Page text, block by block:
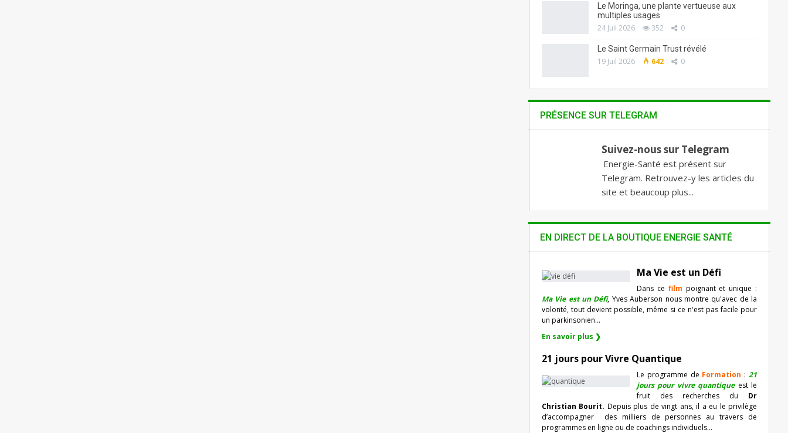
Le Moringa, une plante vertueuse aux
multiples usages
24 Juil 2026 352 0
Le Saint Germain Trust révélé
19 Juil 2026 642 0
PRÉSENCE SUR TELEGRAM
Suivez-nous sur Telegram
Energie-Santé est présent sur
Telegram. Retrouvez-y les articles du
site et beaucoup plus...
EN DIRECT DE LA BOUTIQUE ENERGIE SANTÉ
Ma Vie est un Défi
Dans ce film poignant et unique :
Ma Vie est un Défi, Yves Auberson nous montre qu'avec de la
volonté, tout devient possible, même si ce n'est pas facile pour
un parkinsonien…
En savoir plus ❯
21 jours pour Vivre Quantique
Le programme de Formation :21
jours pour vivre quantiqueest le
fruit des recherches du Dr
Christian Bourit. Depuis plus de vingt ans, il a eu le privilège
d’accompagner
des milliers de personnes au travers de
programmes en ligne ou de coachings individuels…